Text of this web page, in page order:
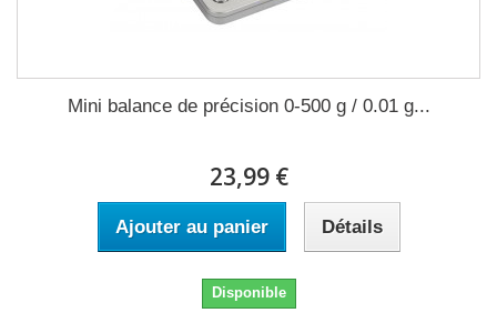
Mini balance de précision 0-500 g / 0.01 g...
23,99 €
Ajouter au panier Détails
Disponible